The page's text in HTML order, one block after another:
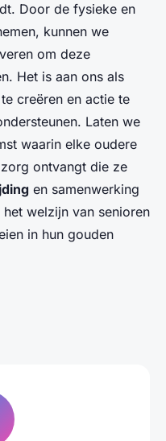
Door de fysieke en
kunnen we
om deze
Het is aan ons als
creëren en actie te
Laten we
waarin elke oudere
ontvangt die ze
en samenwerking
welzijn van senioren
in hun gouden